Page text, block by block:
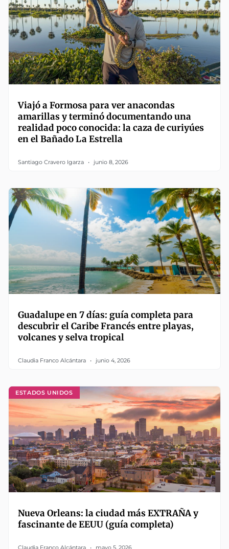
Viajó a Formosa para ver anacondas
amarillas y terminó documentando una
realidad poco conocida: la caza de curiyúes
en el Bañado La Estrella
Santiago Cravero Igarza junio 8, 2026
Guadalupe en 7 días: guía completa para
descubrir el Caribe Francés entre playas,
volcanes y selva tropical
Claudia Franco Alcántara junio 4, 2026
ESTADOS UNIDOS
Nueva Orleans: la ciudad más EXTRAÑA y
fascinante de EEUU (guía completa)
Claudia Franco Alcántara mayo 5, 2026